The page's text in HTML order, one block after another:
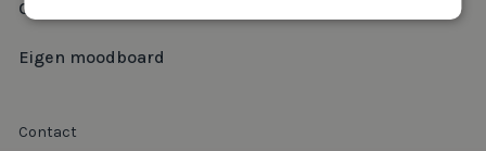
Contact
Eigen moodboard
Contact